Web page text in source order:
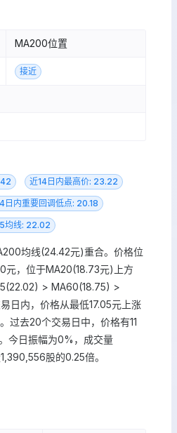
MA200位置
接近
近14日内最高价: 23.22
日内重要回调低点: 20.18
均线: 22.02
均线(24.42元)重合。价格位
元，位于MA20(18.73元)上方
> MA60(18.75) >
日内，价格从最低17.05元上涨
过去20个交易日中，价格有11
今日振幅为0%，成交量
股的0.25倍。